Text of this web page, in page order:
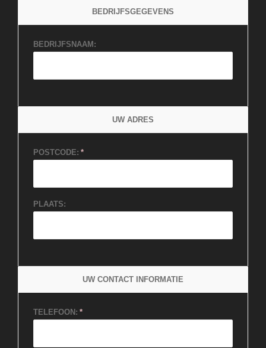
BEDRIJFSGEGEVENS
BEDRIJFSNAAM:
UW ADRES
POSTCODE:
PLAATS:
UW CONTACT INFORMATIE
TELEFOON: